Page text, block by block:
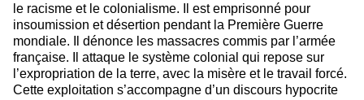
le racisme et le colonialisme. Il est emprisonné pour
insoumission et désertion pendant la Première Guerre
mondiale. Il dénonce les massacres commis par l’armée
française. Il attaque le système colonial qui repose sur
l’expropriation de la terre, avec la misère et le travail forcé.
Cette exploitation s’accompagne d’un discours hypocrite